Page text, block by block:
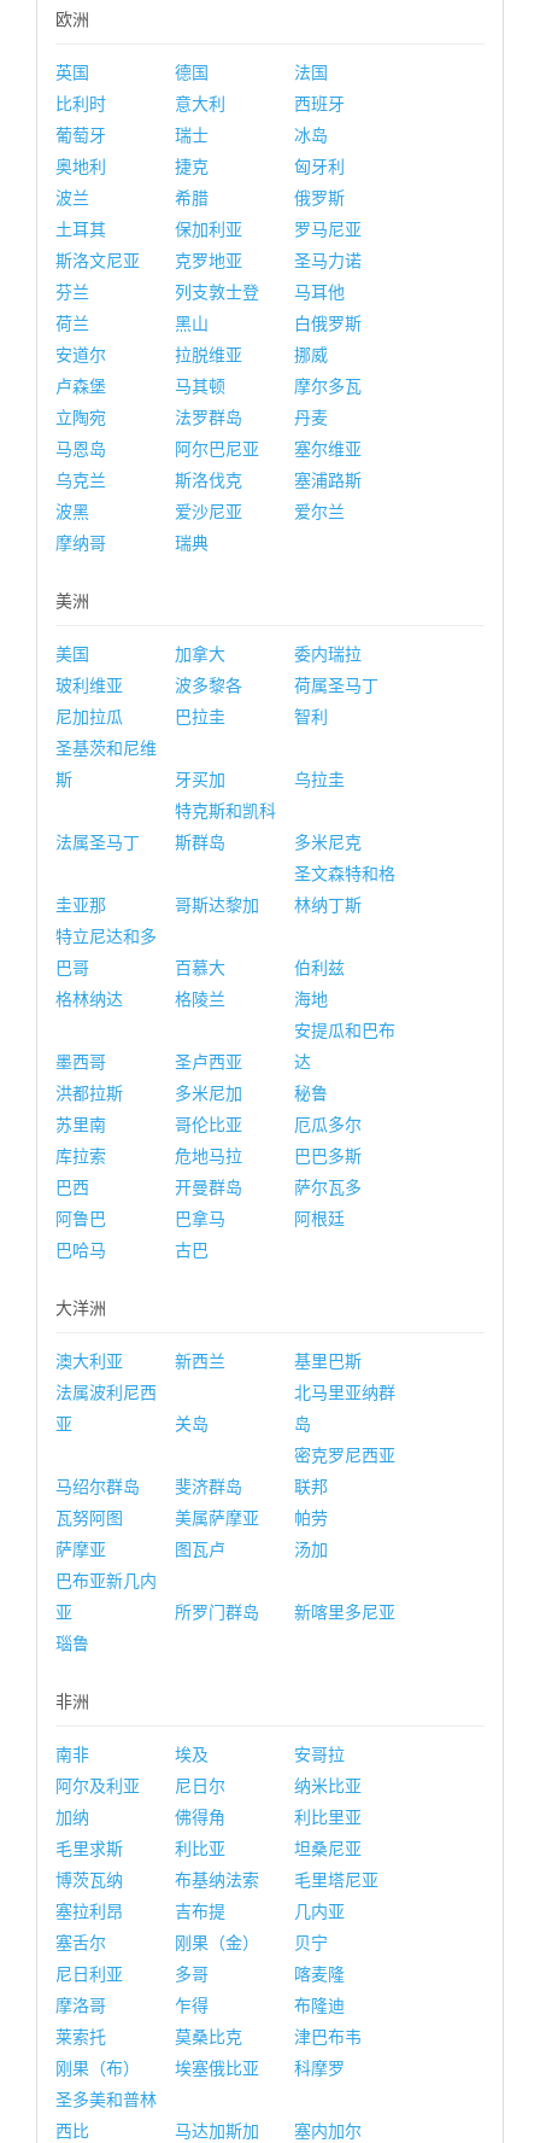
欧洲
英国 德国
法国
比利时
意大利
西班牙
葡萄牙
瑞士
冰岛
奥地利
捷克
匈牙利
波兰
希腊
俄罗斯
土耳其
保加利亚
罗马尼亚
斯洛文尼亚
克罗地亚
圣马力诺
芬兰
列支敦士登
马耳他
荷兰
黑山
白俄罗斯
安道尔
拉脱维亚
挪威
卢森堡
马其顿
摩尔多瓦
立陶宛
法罗群岛
丹麦
马恩岛
阿尔巴尼亚
塞尔维亚
乌克兰
斯洛伐克
塞浦路斯
波黑
爱沙尼亚
爱尔兰
摩纳哥
瑞典
美洲
美国 加拿大
委内瑞拉
玻利维亚
波多黎各
荷属圣马丁
尼加拉瓜
巴拉圭
智利
圣基茨和尼维
斯
牙买加 乌拉圭
法属圣马丁
特克斯和凯科
斯群岛
多米尼克
圭亚那 哥斯达黎加
圣文森特和格
林纳丁斯
特立尼达和多
巴哥
百慕大
伯利兹
格林纳达
格陵兰 海地
墨西哥 圣卢西亚
安提瓜和巴布
达
洪都拉斯
多米尼加
秘鲁
苏里南
哥伦比亚
厄瓜多尔
库拉索
危地马拉
巴巴多斯
巴西
开曼群岛
萨尔瓦多
阿鲁巴
巴拿马
阿根廷
巴哈马
古巴
大洋洲
澳大利亚 新西兰
基里巴斯
法属波利尼西
亚
关岛
北马里亚纳群
岛
马绍尔群岛 斐济群岛
密克罗尼西亚
联邦
瓦努阿图
美属萨摩亚
帕劳
萨摩亚
图瓦卢
汤加
巴布亚新几内
亚
所罗门群岛
新喀里多尼亚
瑙鲁
非洲
南非 埃及
安哥拉
阿尔及利亚
尼日尔
纳米比亚
加纳
佛得角
利比里亚
毛里求斯
利比亚
坦桑尼亚
博茨瓦纳
布基纳法索
毛里塔尼亚
塞拉利昂
吉布提
几内亚
塞舌尔
刚果（金）
贝宁
尼日利亚
多哥
喀麦隆
摩洛哥
乍得
布隆迪
莱索托
莫桑比克
津巴布韦
刚果（布）
埃塞俄比亚
科摩罗
圣多美和普林
西比
马达加斯加 塞内加尔